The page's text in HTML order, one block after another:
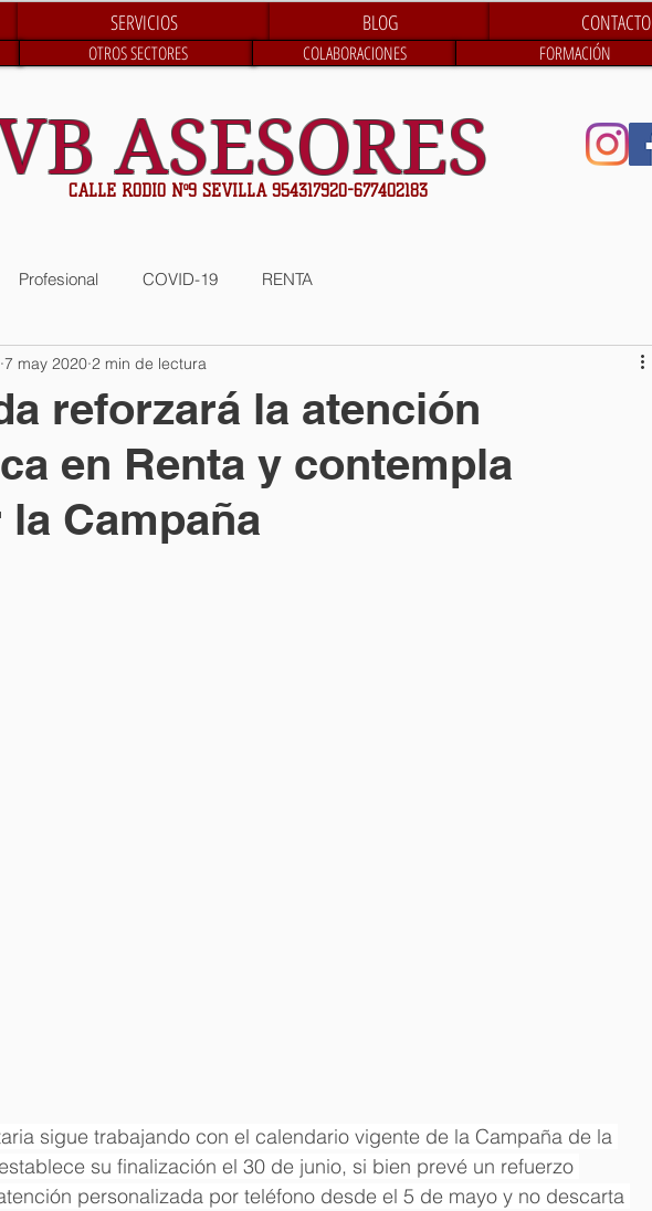
SERVICIOS BLOG CONTACTO
OTROS SECTORES COLABORACIONES FORMACIÓN
ASESORES
CALLE RODIO Nº9 SEVILLA 954317920-677402183
Profesional COVID-19 RENTA
reforzará la atención
en Renta y contempla
Campaña
7 may 2020 2 min de lectura
sigue trabajando con el calendario vigente de la Campaña de la
su finalización el 30 de junio, si bien prevé un refuerzo
personalizada por teléfono desde el 5 de mayo y no descarta